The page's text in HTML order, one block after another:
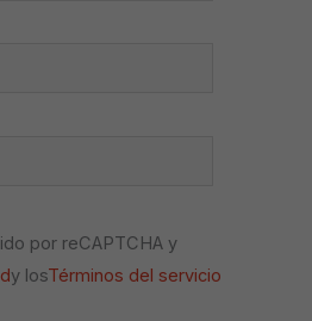
por reCAPTCHA y
y losTérminos del servicio